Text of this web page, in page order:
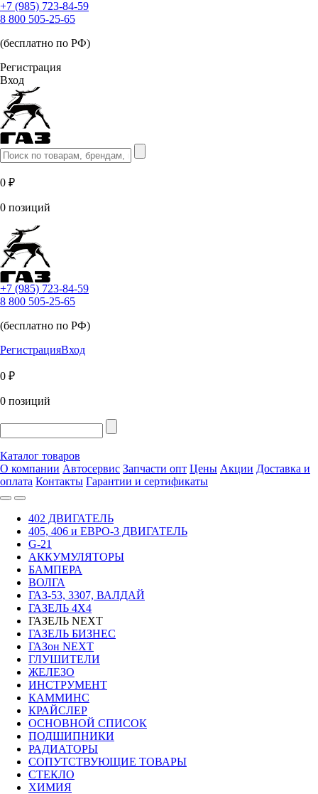
+7 (985) 723-84-59
8 800 505-25-65
(бесплатно по РФ)
Регистрация
Вход
0 ₽
0 позиций
+7 (985) 723-84-59
8 800 505-25-65
(бесплатно по РФ)
РегистрацияВход
0 ₽
0 позиций
Каталог товаров
О компании Автосервис Запчасти опт Цены Акции Доставка и
оплата Контакты Гарантии и сертификаты
402 ДВИГАТЕЛЬ
405, 406 и ЕВРО-3 ДВИГАТЕЛЬ
G-21
АККУМУЛЯТОРЫ
БАМПЕРА
ВОЛГА
ГАЗ-53, 3307, ВАЛДАЙ
ГАЗЕЛЬ 4Х4
ГАЗЕЛЬ NEXT
ГАЗЕЛЬ БИЗНЕС
ГАЗон NEXT
ГЛУШИТЕЛИ
ЖЕЛЕЗО
ИНСТРУМЕНТ
КАММИНС
КРАЙСЛЕР
ОСНОВНОЙ СПИСОК
ПОДШИПНИКИ
РАДИАТОРЫ
СОПУТСТВУЮЩИЕ ТОВАРЫ
СТЕКЛО
ХИМИЯ